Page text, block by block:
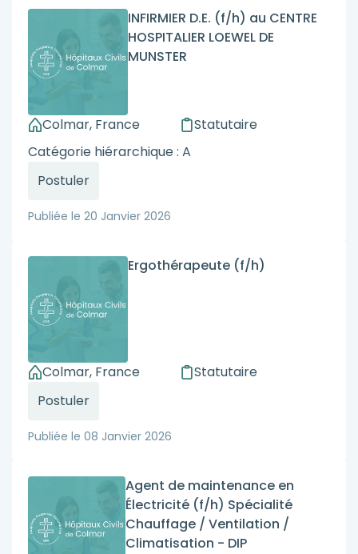
INFIRMIER D.E. (f/h) au CENTRE
HOSPITALIER LOEWEL DE
MUNSTER
Colmar, France
Statutaire
Catégorie hiérarchique : A
Postuler
Publiée le 20 Janvier 2026
Ergothérapeute (f/h)
Colmar, France
Statutaire
Postuler
Publiée le 08 Janvier 2026
Agent de maintenance en
Électricité (f/h) Spécialité
Chauffage / Ventilation /
Climatisation - DIP